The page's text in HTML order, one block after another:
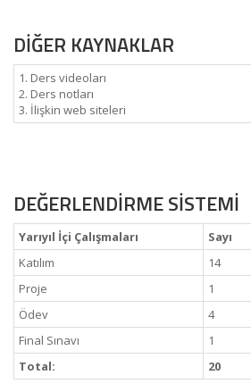
DİĞER KAYNAKLAR
1. Ders videoları
2. Ders notları
3. İlişkin web siteleri
DEĞERLENDİRME SİSTEMİ
Yarıyıl İçi Çalışmaları Sayı
Katılım
14
Proje
1
Ödev
4
Final Sınavı
1
Total:
20